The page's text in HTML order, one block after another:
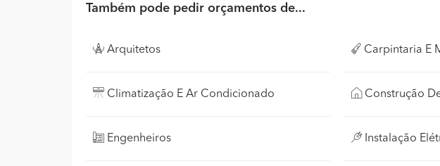
Também pode pedir orçamentos de...
Arquitetos Carpintaria E
Climatização E Ar Condicionado Construção
Engenheiros Instalação